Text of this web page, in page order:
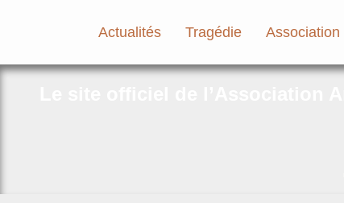
Actualités Tragédie Association